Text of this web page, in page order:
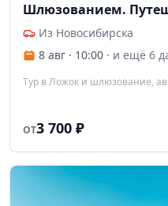
Шлюзованием.
Из Новосибирска
8 авг · 10:00 · и ещё 6
Тур в Ложок и шлюзование,
ОТ3 700 ₽